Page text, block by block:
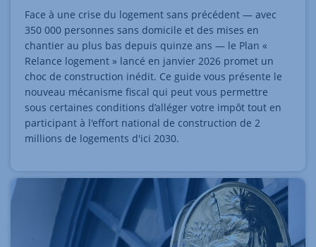
Face à une crise du logement sans précédent — avec
350 000 personnes sans domicile et des mises en
chantier au plus bas depuis quinze ans — le Plan «
Relance logement » lancé en janvier 2026 promet un
choc de construction inédit. Ce guide vous présente le
nouveau mécanisme fiscal qui peut vous permettre
sous certaines conditions d’alléger votre impôt tout en
participant à l'effort national de construction de 2
millions de logements d'ici 2030.